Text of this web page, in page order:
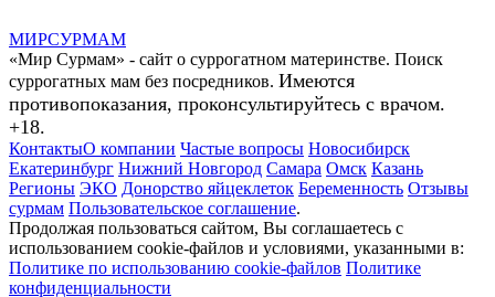
МИРСУРМАМ
«Мир Сурмам» - сайт о суррогатном материнстве. Поиск
суррогатных мам без посредников. Имеются
противопоказания, проконсультируйтесь с врачом.
+18.
КонтактыО компании Частые вопросы Новосибирск
Екатеринбург Нижний Новгород Самара Омск Казань
Регионы ЭКО Донорство яйцеклеток Беременность Отзывы
сурмам Пользовательское соглашение.
Продолжая пользоваться сайтом, Вы соглашаетесь с
использованием cookie-файлов и условиями, указанными в:
Политике по использованию cookie-файлов Политике
конфиденциальности